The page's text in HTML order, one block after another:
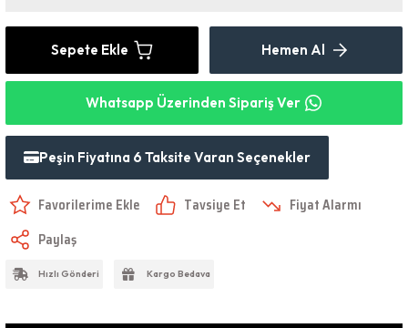
Sepete Ekle Hemen Al
Whatsapp Üzerinden Sipariş Ver
Peşin Fiyatına 6 Taksite Varan Seçenekler
Tavsiye Et
Fiyat Alarmı
Paylaş
Hızlı Gönderi Kargo Bedava